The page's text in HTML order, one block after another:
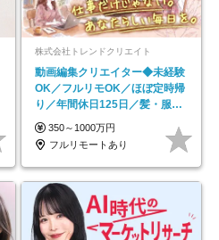
株式会社トレンドクリエイト
動画編集クリエイター◆未経験
OK／フルリモOK／ほぼ定時帰
り／年間休日125日／髪・服・
ネイル自由／副業OK
350～1000万円
フルリモートあり